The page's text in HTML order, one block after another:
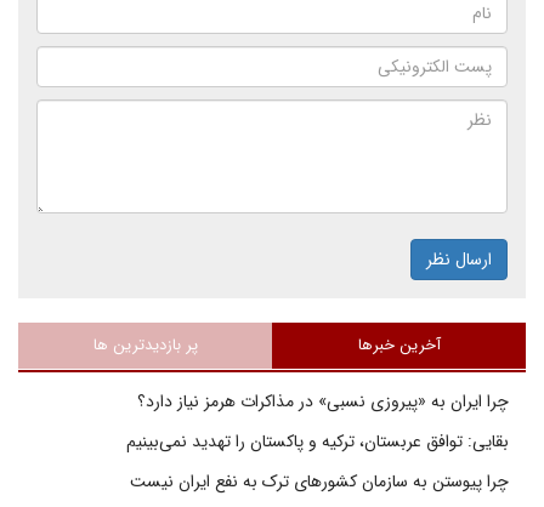
ارسال نظر
آخرین خبرها پر بازدیدترین ها
چرا ایران به «پیروزی نسبی» در مذاکرات هرمز نیاز دارد؟
بقایی: توافق عربستان، ترکیه و پاکستان را تهدید نمی‌بینیم
چرا پیوستن به سازمان کشورهای ترک به نفع ایران نیست